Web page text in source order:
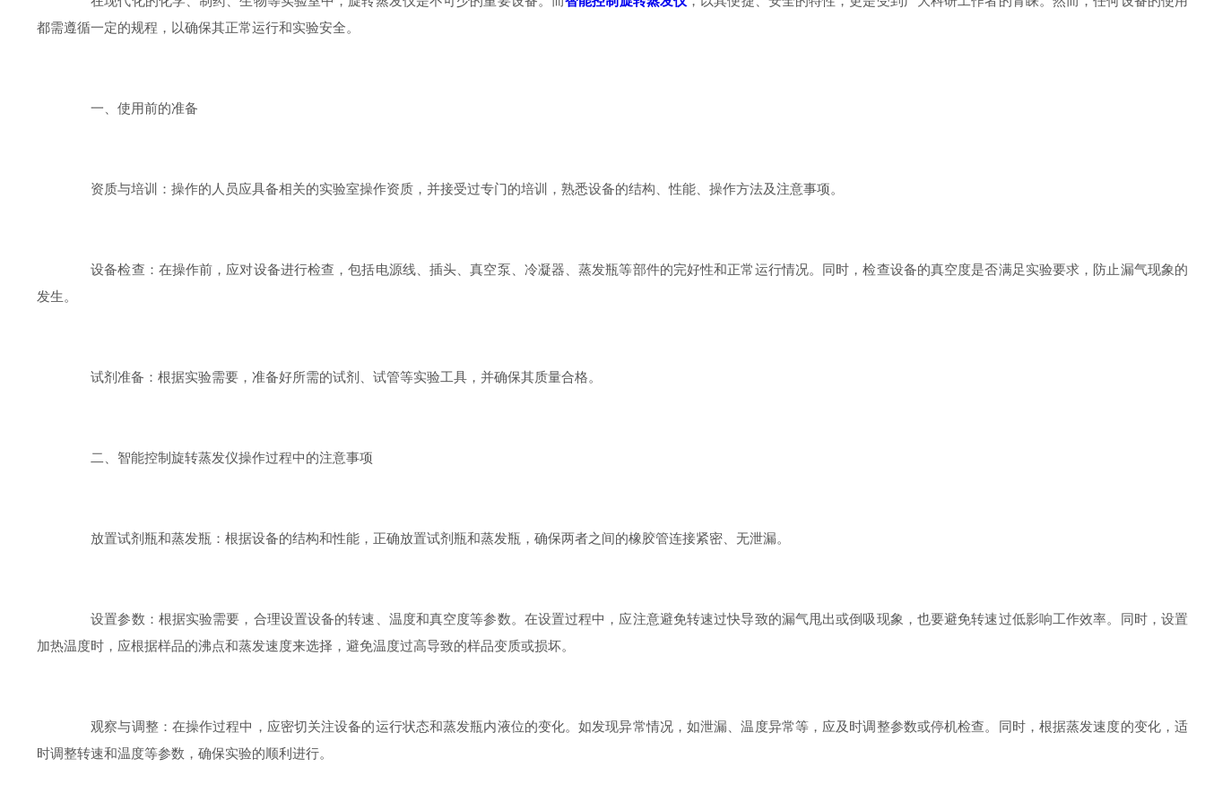
都需遵循一定的规程，以确保其正常运行和实验安全。
一、使用前的准备
资质与培训：操作的人员应具备相关的实验室操作资质，并接受过专门的培训，熟悉设备的结构、性能、操作方法及注意事项。
设备检查：在操作前，应对设备进行检查，包括电源线、插头、真空泵、冷凝器、蒸发瓶等部件的完好性和正常运行情况。同时，检查设备的真空度是否满足实验要求，防止漏气现象的
发生。
试剂准备：根据实验需要，准备好所需的试剂、试管等实验工具，并确保其质量合格。
二、智能控制旋转蒸发仪操作过程中的注意事项
放置试剂瓶和蒸发瓶：根据设备的结构和性能，正确放置试剂瓶和蒸发瓶，确保两者之间的橡胶管连接紧密、无泄漏。
设置参数：根据实验需要，合理设置设备的转速、温度和真空度等参数。在设置过程中，应注意避免转速过快导致的漏气甩出或倒吸现象，也要避免转速过低影响工作效率。同时，设置
加热温度时，应根据样品的沸点和蒸发速度来选择，避免温度过高导致的样品变质或损坏。
观察与调整：在操作过程中，应密切关注设备的运行状态和蒸发瓶内液位的变化。如发现异常情况，如泄漏、温度异常等，应及时调整参数或停机检查。同时，根据蒸发速度的变化，适
时调整转速和温度等参数，确保实验的顺利进行。